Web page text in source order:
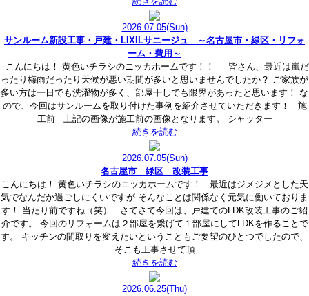
2026.07.05(Sun)
サンルーム新設工事・戸建・LIXILサニージュ ～名古屋市・緑区・リフォ
ーム・費用～
こんにちは！ 黄色いチラシのニッカホームです！！ 皆さん、最近は嵐だ
ったり梅雨だったり天候が悪い期間が多いと思いませんでしたか？ ご家族が
多い方は一日でも洗濯物が多く、部屋干しでも限界があったと思います！ な
ので、今回はサンルームを取り付けた事例を紹介させていただきます！ 施
工前 上記の画像が施工前の画像となります。 シャッター
続きを読む
2026.07.05(Sun)
名古屋市 緑区 改装工事
こんにちは！ 黄色いチラシのニッカホームです！ 最近はジメジメとした天
気でなんだか過ごしにくいですが そんなことは関係なく元気に働いておりま
す！ 当たり前ですね（笑） さてさて今回は、戸建てのLDK改装工事のご紹
介です。 今回のリフォームは２部屋を繋げて１部屋にしてLDKを作ることで
す。 キッチンの間取りを変えたいということもご要望のひとつでしたので、
そこも工事させて頂
続きを読む
2026.06.25(Thu)